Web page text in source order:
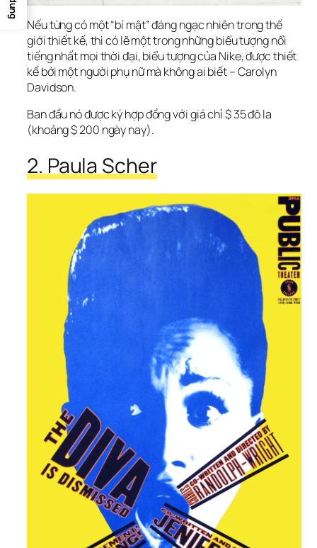
Nếu từng có một “bí mật” đáng ngạc nhiên trong thế
giới thiết kế, thì có lẽ một trong những biểu tượng nổi
tiếng nhất mọi thời đại, biểu tượng của Nike, được thiết
kế bởi một người phụ nữ mà không ai biết – Carolyn
Davidson.
Ban đầu nó được ký hợp đồng với giá chỉ $ 35 đô la
(khoảng $ 200 ngày nay).
2. Paula Scher